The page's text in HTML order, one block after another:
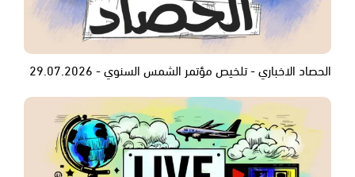
الحصاد الاخباري - تلخيص مؤتمر الشمس السنوي - 29.07.2026